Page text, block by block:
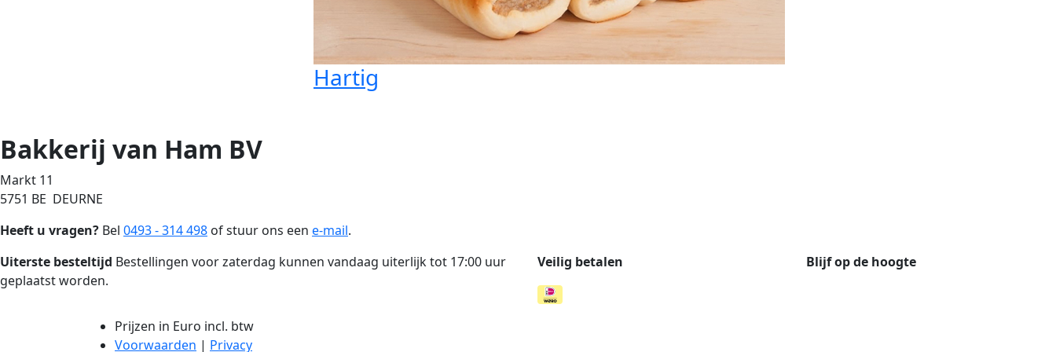
Hartig
Bakkerij van Ham BV
Markt 11
5751 BE DEURNE
Heeft u vragen? Bel 0493 - 314 498 of stuur ons een e-mail.
Uiterste besteltijd Bestellingen voor zaterdag kunnen vandaag uiterlijk tot 17:00 uur
geplaatst worden.
Veilig betalen Blijf op de hoogte
Prijzen in Euro incl. btw
Voorwaarden | Privacy